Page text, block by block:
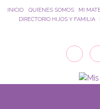
Saltar al contenido
INICIO QUIENES SOMOS MI
DIRECTORIO HIJOS Y FAMILIA